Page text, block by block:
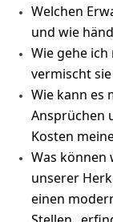
Welchen
und wie
Wie gehe
vermischt
Wie kann es
Ansprüchen
Kosten
Was können
unserer
einen